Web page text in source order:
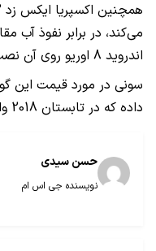
می‌کند، در برابر نفوذ
اندروید 8 اوریو روی آن نصب است.
سونی در مورد قیمت این
داده که در تابستان 2018 وارد بازار می‌‏شود.
حسن سیدی
نویسنده جی اس ام